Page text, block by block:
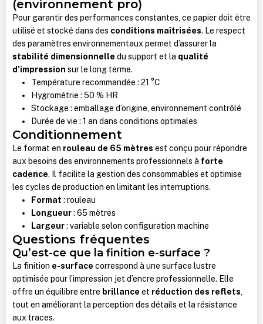
(environnement pro)
Pour garantir des performances constantes, ce papier doit être
utilisé et stocké dans des conditions maîtrisées. Le respect
des paramètres environnementaux permet d’assurer la
stabilité dimensionnelle du support et la qualité
d’impression sur le long terme.
Température recommandée : 21 °C
Hygrométrie : 50 % HR
Stockage : emballage d’origine, environnement contrôlé
Durée de vie : 1 an dans conditions optimales
Conditionnement
Le format en rouleau de 65 mètres est conçu pour répondre
aux besoins des environnements professionnels à forte
cadence. Il facilite la gestion des consommables et optimise
les cycles de production en limitant les interruptions.
Format : rouleau
Longueur: 65 mètres
Largeur: variable selon configuration machine
Questions fréquentes
Qu’est-ce que la finition e-surface ?
La finition e-surface correspond à une surface lustre
optimisée pour l’impression jet d’encre professionnelle. Elle
offre un équilibre entre brillance et réduction des reflets,
tout en améliorant la perception des détails et la résistance
aux traces.